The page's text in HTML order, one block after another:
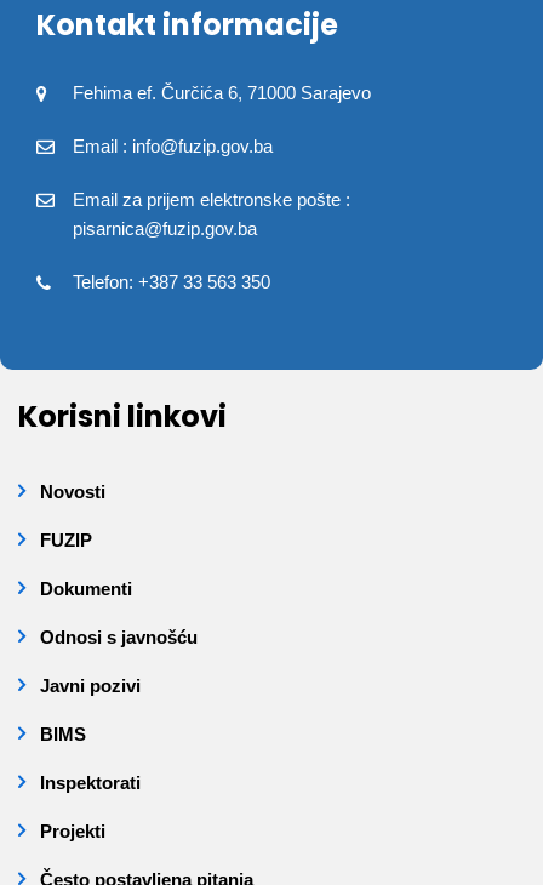
Kontakt informacije
Fehima ef. Čurčića 6, 71000 Sarajevo
Email : info@fuzip.gov.ba
Email za prijem elektronske pošte :
pisarnica@fuzip.gov.ba
Telefon: +387 33 563 350
Korisni linkovi
Novosti
FUZIP
Dokumenti
Odnosi s javnošću
Javni pozivi
BIMS
Inspektorati
Projekti
Često postavljena pitanja